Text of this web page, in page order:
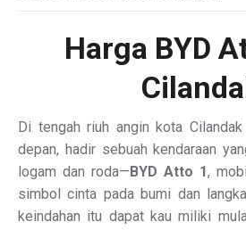
Harga BYD
Di tengah riuh angin kota
depan, hadir sebuah kendaraan
logam dan roda—BYD Atto 1,
simbol cinta pada bumi dan
keindahan itu dapat kau miliki